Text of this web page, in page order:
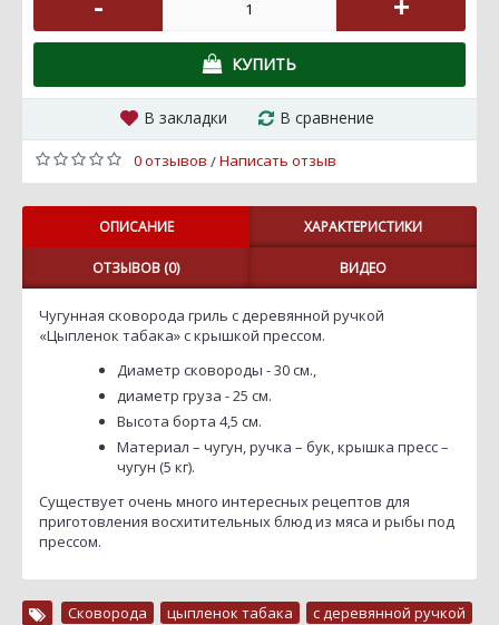
КУПИТЬ
В закладки В сравнение
0 отзывов /Написать отзыв
ОПИСАНИЕ ХАРАКТЕРИСТИКИ
ОТЗЫВОВ (0) ВИДЕО
Чугунная сковорода гриль с деревянной ручкой
«Цыпленок табака» с крышкой прессом.
Диаметр сковороды - 30 см.,
диаметр груза - 25 см.
Высота борта 4,5 см.
Материал – чугун, ручка – бук, крышка пресс –
чугун (5 кг).
Существует очень много интересных рецептов для
приготовления восхитительных блюд из мяса и рыбы под
прессом.
Сковорода цыпленок табака с деревянной ручкой